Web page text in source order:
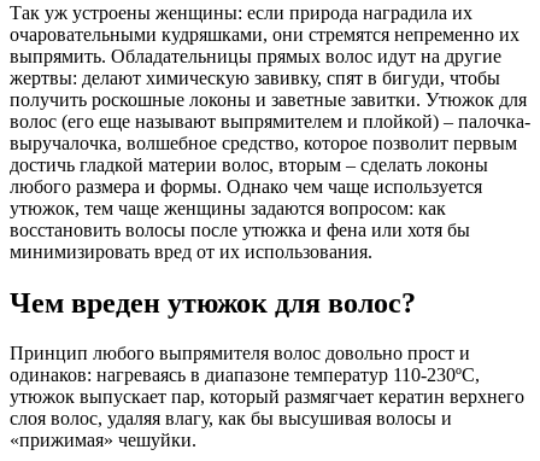
Так уж устроены женщины: если природа наградила их
очаровательными кудряшками, они стремятся непременно их
выпрямить. Обладательницы прямых волос идут на другие
жертвы: делают химическую завивку, спят в бигуди, чтобы
получить роскошные локоны и заветные завитки. Утюжок для
волос (его еще называют выпрямителем и плойкой) – палочка-
выручалочка, волшебное средство, которое позволит первым
достичь гладкой материи волос, вторым – сделать локоны
любого размера и формы. Однако чем чаще используется
утюжок, тем чаще женщины задаются вопросом: как
восстановить волосы после утюжка и фена или хотя бы
минимизировать вред от их использования.
Чем вреден утюжок для волос?
Принцип любого выпрямителя волос довольно прост и
одинаков: нагреваясь в диапазоне температур 110-230ºC,
утюжок выпускает пар, который размягчает кератин верхнего
слоя волос, удаляя влагу, как бы высушивая волосы и
«прижимая» чешуйки.